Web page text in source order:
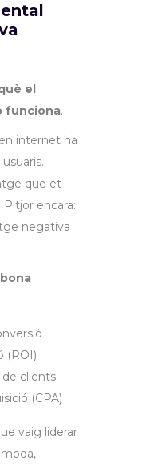
el
funciona.
internet ha
que et
encara:
negativa
(ROI)
clients
(CPA)
vaig liderar